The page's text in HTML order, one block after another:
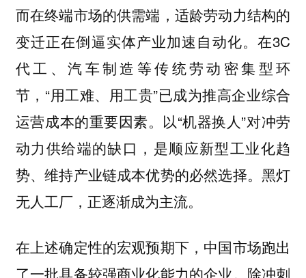
而在终端市场的供需端，适龄劳动力结构的
变迁正在倒逼实体产业加速自动化。在3C
代工、汽车制造等传统劳动密集型环
节，“用工难、用工贵”已成为推高企业综合
运营成本的重要因素。以“机器换人”对冲劳
动力供给端的缺口，是顺应新型工业化趋
势、维持产业链成本优势的必然选择。黑灯
无人工厂，正逐渐成为主流。
在上述确定性的宏观预期下，中国市场跑出
了一批具备较强商业化能力的企业。除冲刺